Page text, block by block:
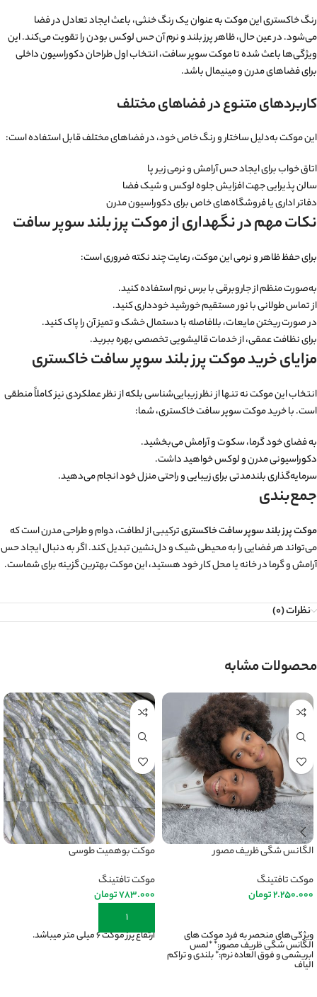
رنگ خاکستری این موکت به عنوان یک رنگ خنثی، باعث ایجاد تعادل در فضا
می‌شود. در عین حال، ظاهر پرز بلند و نرم آن حس لوکس بودن را تقویت می‌کند. این
ویژگی‌ها باعث شده تا موکت سوپر سافت، انتخاب اول طراحان دکوراسیون داخلی
برای فضاهای مدرن و مینیمال باشد.
کاربردهای متنوع در فضاهای مختلف
این موکت به‌دلیل ساختار و رنگ خاص خود، در فضاهای مختلف قابل استفاده است:
اتاق خواب برای ایجاد حس آرامش و نرمی زیر پا
سالن پذیرایی جهت افزایش جلوه لوکس و شیک فضا
دفاتر اداری یا فروشگاه‌های خاص برای دکوراسیون مدرن
نکات مهم در نگهداری از موکت پرز بلند سوپر سافت
برای حفظ ظاهر و نرمی این موکت، رعایت چند نکته ضروری است:
به‌صورت منظم از جاروبرقی با برس نرم استفاده کنید.
از تماس طولانی با نور مستقیم خورشید خودداری کنید.
در صورت ریختن مایعات، بلافاصله با دستمال خشک و تمیز آن را پاک کنید.
برای نظافت عمقی، از خدمات قالیشویی تخصصی بهره ببرید.
مزایای خرید موکت پرز بلند سوپر سافت خاکستری
انتخاب این موکت نه تنها از نظر زیبایی‌شناسی بلکه از نظر عملکردی نیز کاملاً منطقی
است. با خرید موکت سوپر سافت خاکستری، شما:
به فضای خود گرما، سکوت و آرامش می‌بخشید.
دکوراسیونی مدرن و لوکس خواهید داشت.
سرمایه‌گذاری بلندمدتی برای زیبایی و راحتی منزل خود انجام می‌دهید.
جمع‌بندی
موکت پرز بلند سوپر سافت خاکستریترکیبی از لطافت، دوام و طراحی مدرن است که
می‌تواند هر فضایی را به محیطی شیک و دل‌نشین تبدیل کند. اگر به دنبال ایجاد حس
آرامش و گرما در خانه یا محل کار خود هستید، این موکت بهترین گزینه برای شماست.
نظرات (0)
محصولات مشابه
الگانس شگی ظریف مصور
موکت تافتینگ
2.250.000تومان
ویژگی‌های منحصر به فرد موکت های
الگانس شگی ظریف مصور:* *لمس
ابریشمی و فوق العاده نرم:* بلندی و تراکم
الیاف
موکت بوهمیت طوسی
موکت تافتینگ
783.000تومان
افزودن به سبد خرید
ارتفاع پرز موکت ۶ میلی متر میباشد.